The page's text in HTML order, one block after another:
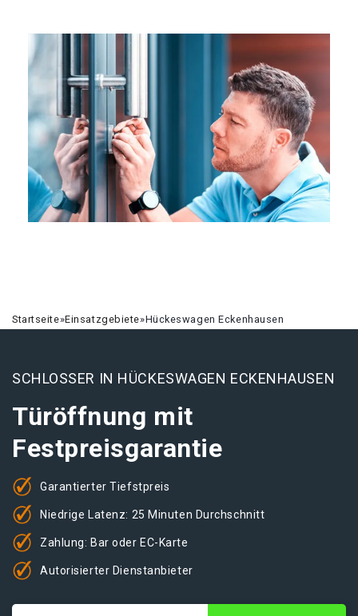
Startseite»Einsatzgebiete»Hückeswagen Eckenhausen
SCHLOSSER IN HÜCKESWAGEN ECKENHAUSEN
Türöffnung mit
Festpreisgarantie
Garantierter Tiefstpreis
Niedrige Latenz: 25 Minuten Durchschnitt
Zahlung: Bar oder EC-Karte
Autorisierter Dienstanbieter